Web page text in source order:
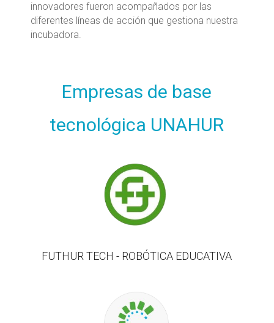
innovadores fueron acompañados por las
diferentes líneas de acción que gestiona nuestra
incubadora.
Empresas de base
tecnológica UNAHUR
FUTHUR TECH - ROBÓTICA EDUCATIVA